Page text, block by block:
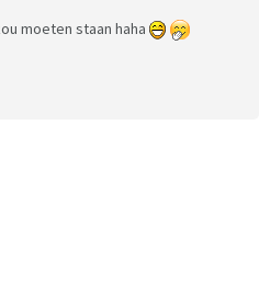
moeten staan haha